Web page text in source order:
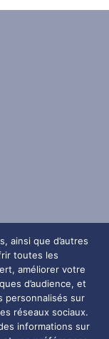
ainsi que d’autres
toutes les
améliorer votre
d’audience, et
personnalisés sur
réseaux sociaux.
informations sur